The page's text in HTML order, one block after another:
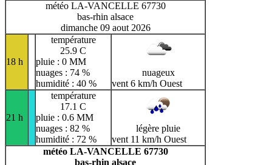
météo LA-VANCELLE 67730
bas-rhin alsace
dimanche 09 aout 2026
18 h
température
25.9 C
pluie : 0 MM
nuages : 74 %
humidité : 40 %
nuageux
vent 6 km/h Ouest
21 h
température
17.1 C
pluie : 0.6 MM
nuages : 82 %
humidité : 72 %
légère pluie
vent 11 km/h Ouest
météo LA-VANCELLE 67730
bas-rhin alsace